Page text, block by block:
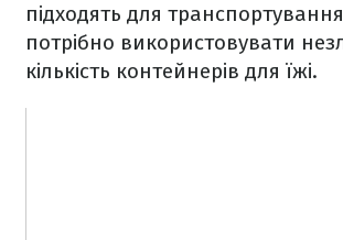
підходять для
потрібно використовувати
кількість контейнерів для їжі.